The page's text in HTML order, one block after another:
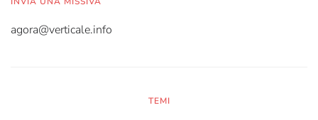
agora@verticale.info
TEMI